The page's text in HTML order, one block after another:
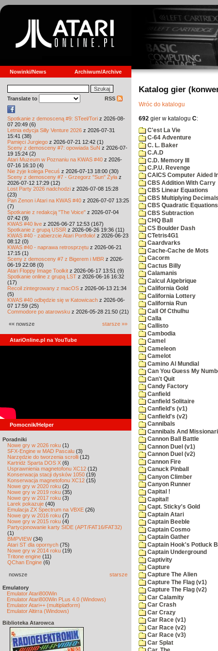
Nowinki/News Archiwum/Archive
Translate to RSS
Spotkanie z demosceną #9: STeel/Tori z 2026-08-
07 20:49 (6)
Letnia edycja Silly Venture 2026 z 2026-07-31
15:41 (38)
Pamięci Jurgiego z 2026-07-21 12:42 (1)
Sceny z demosceny #7: opowiada SuN z 2026-07-
19 15:24 (2)
Atari Muzeum w Poznaniu na KWAS #40 z 2026-
07-16 16:10 (4)
Nie żyje kolega Pecuś z 2026-07-13 18:00 (30)
Sceny z demosceny #7 - Grzegorz "Sun" Żyła z
2026-07-12 17:29 (12)
Lost Party 2026 nadchodzi z 2026-07-08 15:28
(23)
Pan Zenon i Atari na KWAS #40 z 2026-07-07 13:25
(7)
Spotkanie z redakcją "The Voice" z 2026-07-04
07:42 (9)
KWAS #40 live z 2026-06-27 12:53 (167)
Spotkanie z grupą USSR z 2026-06-26 19:36 (11)
KWAS #40 - zabierzcie Atari Portfolio! z 2026-06-23
08:12 (0)
KWAS #40 - naprawa retrosprzętu z 2026-06-21
17:15 (1)
Sceny z demosceny #7 z Bigerem i MBR z 2026-
06-19 22:08 (0)
Atari Floppy Image Toolkit z 2026-06-17 13:51 (9)
Spotkanie online z grupą LST z 2026-06-16 16:32
(17)
Recoil zintegrowany z macOS z 2026-06-13 21:34
(5)
KWAS #40 odbędzie się w Katowicach z 2026-06-
07 17:59 (25)
Commodore po atarowsku z 2026-05-28 21:50 (21)
«« nowsze starsze »»
AtariOnline.pl na YouTube
Pomocnik/Helper
Poradniki
Nowe gry w 2026 roku (1)
SFX-Engine w MAD Pascalu (3)
Narzędzie do tworzenia scrolli (12)
Kartridż Sparta DOS X (6)
Usprawnienia magnetofonu XC12 (12)
Konserwacja stacji dysków 1050 (19)
Konserwacja magnetofonu XC12 (15)
Nowe gry w 2020 roku (2)
Nowe gry w 2019 roku (35)
Nowe gry w 2017 roku (3)
Larek pokazuje (40)
Emulacja ZX Spectrum na VBXE (26)
Nowe gry w 2016 roku (7)
Nowe gry w 2015 roku (4)
Partycjonowanie karty SIDE (APT/FAT16/FAT32)
(1)
BMPVIEW(34)
Atari ST dla opornych (75)
Nowe gry w 2014 roku (19)
Tritone engine (11)
QChan Engine (6)
nowsze starsze
Emulatory
Emulator Atari800Win
Emulator Atari800Win PLus 4.0 (Windows)
Emulator Atari++ (multiplatform)
Emulator Altirra (Windows)
Biblioteka Atarowca
Katalog gier
Wróc do katalogu
692 gier w katalogu C:
C'est La Vie
C-64 Adventure
C. L. Baker
C.A.D
C.D. Memory III
C.P.U. Revenge
CAICS Computer Aided
CBS Addition With Carry
CBS Linear Equations
CBS Multiplying
CBS Quadratic Equations
CBS Subtraction
CHQ Ball
CS Boulder Dash
CTetris4G1
Caardvarks
Cache-Cache de Mots
Cacorm
Cactus Billy
Calamanis
Calcul Algebrique
California Gold
California Lottery
California Run
Call Of Cthulhu
Calla
Callisto
Cambodia
Camel
Cameleon
Camelot
Camino Al Mundial
Can You Guess My
Can't Quit
Candy Factory
Canfield
Canfield Solitaire
Canfield's (v1)
Canfield's (v2)
Cannibals
Cannibals And
Cannon Ball Battle
Cannon Duel (v1)
Cannon Duel (v2)
Cannon Fire
Canuck Pinball
Canyon Climber
Canyon Runner
Capital !
Capital!
Capt. Sticky's Gold
Captain Atari
Captain Beeble
Captain Cosmo
Captain Gather
Captain Hook's Potluck
Captain Underground
Captivity
Capture
Capture The Alien
Capture The Flag (v1)
Capture The Flag (v2)
Car Calamity
Car Crash
Car Crazy
Car Race (v1)
Car Race (v2)
Car Race (v3)
Car Splat